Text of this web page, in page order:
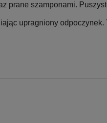
prane szamponami.
upragniony